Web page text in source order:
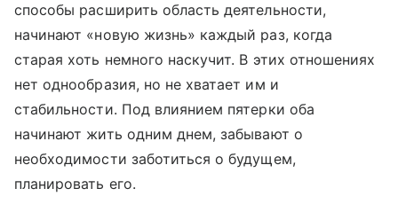
способы расширить область деятельности,
начинают «новую жизнь» каждый раз, когда
старая хоть немного наскучит. В этих отношениях
нет однообразия, но не хватает им и
стабильности. Под влиянием пятерки оба
начинают жить одним днем, забывают о
необходимости заботиться о будущем,
планировать его.